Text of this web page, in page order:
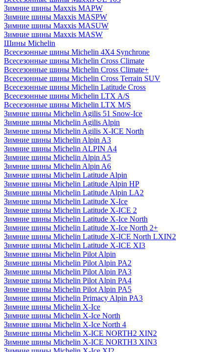
Зимние шины Maxxis MAPW
Зимние шины Maxxis MASPW
Зимние шины Maxxis MASUW
Зимние шины Maxxis MASW
Шины Michelin
Всесезонные шины Michelin 4X4 Synchrone
Всесезонные шины Michelin Cross Climate
Всесезонные шины Michelin Cross Climate+
Всесезонные шины Michelin Cross Terrain SUV
Всесезонные шины Michelin Latitude Cross
Всесезонные шины Michelin LTX A/S
Всесезонные шины Michelin LTX M/S
Зимние шины Michelin Agilis 51 Snow-Ice
Зимние шины Michelin Agilis Alpin
Зимние шины Michelin Agilis X-ICE North
Зимние шины Michelin Alpin A3
Зимние шины Michelin ALPIN A4
Зимние шины Michelin Alpin A5
Зимние шины Michelin Alpin A6
Зимние шины Michelin Latitude Alpin
Зимние шины Michelin Latitude Alpin HP
Зимние шины Michelin Latitude Alpin LA2
Зимние шины Michelin Latitude X-Ice
Зимние шины Michelin Latitude X-ICE 2
Зимние шины Michelin Latitude X-Ice North
Зимние шины Michelin Latitude X-Ice North 2+
Зимние шины Michelin Latitude X-ICE North LXIN2
Зимние шины Michelin Latitude X-ICE XI3
Зимние шины Michelin Pilot Alpin
Зимние шины Michelin Pilot Alpin PA2
Зимние шины Michelin Pilot Alpin PA3
Зимние шины Michelin Pilot Alpin PA4
Зимние шины Michelin Pilot Alpin PA5
Зимние шины Michelin Primacy Alpin PA3
Зимние шины Michelin X-Ice
Зимние шины Michelin X-Ice North
Зимние шины Michelin X-Ice North 4
Зимние шины Michelin X-ICE NORTH2 XIN2
Зимние шины Michelin X-ICE NORTH3 XIN3